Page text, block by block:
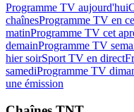
Programme TV aujourd'hui
chaînesProgramme TV en
matinProgramme TV cet
demainProgramme TV
hier soirSport TV en direct
samediProgramme TV
une émission